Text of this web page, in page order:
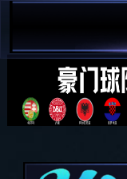
完美体